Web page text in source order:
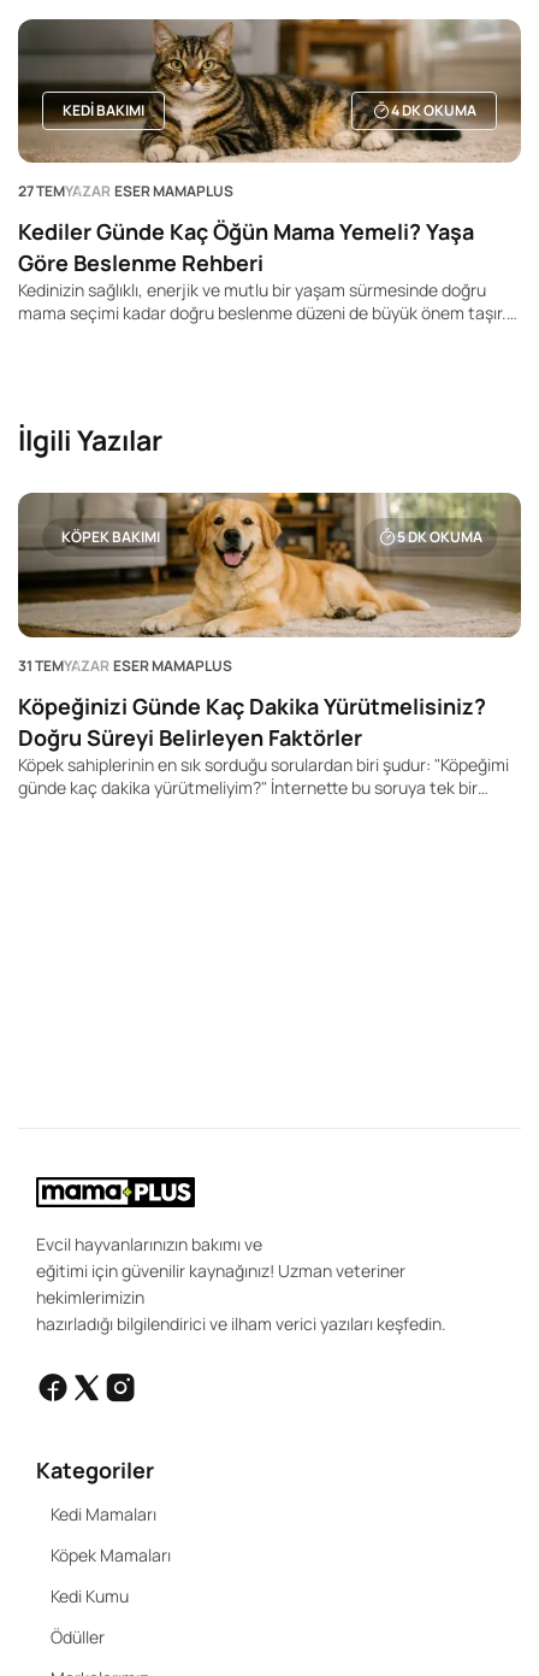
önemli ölçüde etkileyebilir. Genel olarak küçük ırk köpeklerin daha
uzun yaşadığı, büyük ve dev ırkların ise daha kısa yaşam sürelerine
sahip olduğu bilinir. Ancak bu durum kesin bir kural değildir. Aynı
ırka mensup iki köpek bile tamamen farklı yaşam sürelerine sahip
olabilir.KEDI BAKIMI 4DK OKUMA
27 TEMYAZAR ESER MAMAPLUS
Kediler Günde Kaç Öğün Mama Yemeli? Yaşa
Göre Beslenme Rehberi
Kedinizin sağlıklı, enerjik ve mutlu bir yaşam sürmesinde doğru
mama seçimi kadar doğru beslenme düzeni de büyük önem taşır.
İlgili Yazılar
KÖPEK BAKIMI 5DK OKUMA
31 TEMYAZAR ESER MAMAPLUS
Köpeğinizi Günde Kaç Dakika Yürütmelisiniz?
Doğru Süreyi Belirleyen Faktörler
Köpek sahiplerinin en sık sorduğu sorulardan biri şudur: "Köpeğimi
günde kaç dakika yürütmeliyim?" İnternette bu soruya tek bir
Evcil hayvanlarınızın bakımı ve
eğitimi için güvenilir kaynağınız! Uzman veteriner
hekimlerimizin
hazırladığı bilgilendirici ve ilham verici yazıları keşfedin.
Kategoriler
Kedi Mamaları
Köpek Mamaları
Kedi Kumu
Ödüller